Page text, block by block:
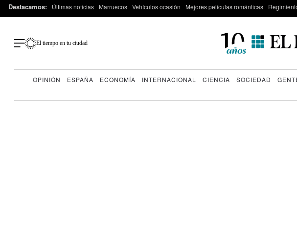
Destacamos: Últimas noticias Marruecos Vehículos ocasión Mejores películas románticas
El tiempo en tu ciudad
OPINIÓN ESPAÑA ECONOMÍA INTERNACIONAL CIENCIA SOCIEDAD